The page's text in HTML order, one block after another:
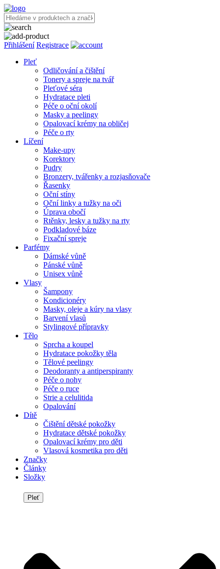
Přihlášení Registrace
Pleť
Odličování a čištění
Tonery a spreje na tvář
Pleťové séra
Hydratace pleti
Péče o oční okolí
Masky a peelingy
Opalovací krémy na obličej
Péče o rty
Líčení
Make-upy
Korektory
Pudry
Bronzery, tvářenky a rozjasňovače
Řasenky
Oční stíny
Oční linky a tužky na oči
Úprava obočí
Rtěnky, lesky a tužky na rty
Podkladové báze
Fixační spreje
Parfémy
Dámské vůně
Pánské vůně
Unisex vůně
Vlasy
Šampony
Kondicionéry
Masky, oleje a kúry na vlasy
Barvení vlasů
Stylingové přípravky
Tělo
Sprcha a koupel
Hydratace pokožky těla
Tělové peelingy
Deodoranty a antiperspiranty
Péče o nohy
Péče o ruce
Strie a celulitida
Opalování
Dítě
Čištění dětské pokožky
Hydratace dětské pokožky
Opalovací krémy pro děti
Vlasová kosmetika pro děti
Značky
Články
Složky
Pleť